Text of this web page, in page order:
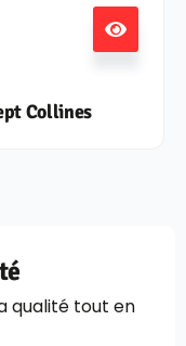
Collines
qualité tout en